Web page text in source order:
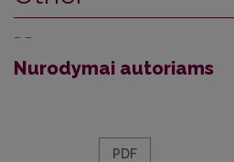
– –
Nurodymai autoriams
PDF